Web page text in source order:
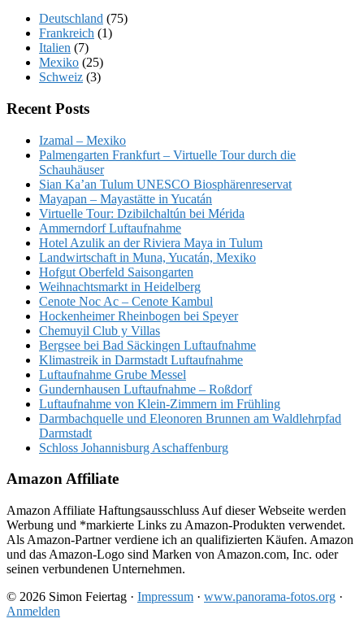
Deutschland (75)
Frankreich (1)
Italien (7)
Mexiko (25)
Schweiz (3)
Recent Posts
Izamal – Mexiko
Palmengarten Frankfurt – Virtuelle Tour durch die
Schauhäuser
Sian Ka’an Tulum UNESCO Biosphärenreservat
Mayapan – Mayastätte in Yucatán
Virtuelle Tour: Dzibilchaltún bei Mérida
Ammerndorf Luftaufnahme
Hotel Azulik an der Riviera Maya in Tulum
Landwirtschaft in Muna, Yucatán, Mexiko
Hofgut Oberfeld Saisongarten
Weihnachtsmarkt in Heidelberg
Cenote Noc Ac – Cenote Kambul
Hockenheimer Rheinbogen bei Speyer
Chemuyil Club y Villas
Bergsee bei Bad Säckingen Luftaufnahme
Klimastreik in Darmstadt Luftaufnahme
Luftaufnahme Grube Messel
Gundernhausen Luftaufnahme – Roßdorf
Luftaufnahme von Klein-Zimmern im Frühling
Darmbachquelle und Eleonoren Brunnen am Waldlehrpfad
Darmstadt
Schloss Johannisburg Aschaffenburg
Amazon Affiliate
Amazon Affiliate Haftungsausschluss Auf dieser Webseite werden
Werbung und *markierte Links zu Amazon-Produkten verwendet.
Als Amazon-Partner verdiene ich an qualifizierten Käufen. Amazon
und das Amazon-Logo sind Marken von Amazon.com, Inc. oder
seinen verbundenen Unternehmen.
© 2026 Simon Feiertag · Impressum · www.panorama-fotos.org ·
Anmelden